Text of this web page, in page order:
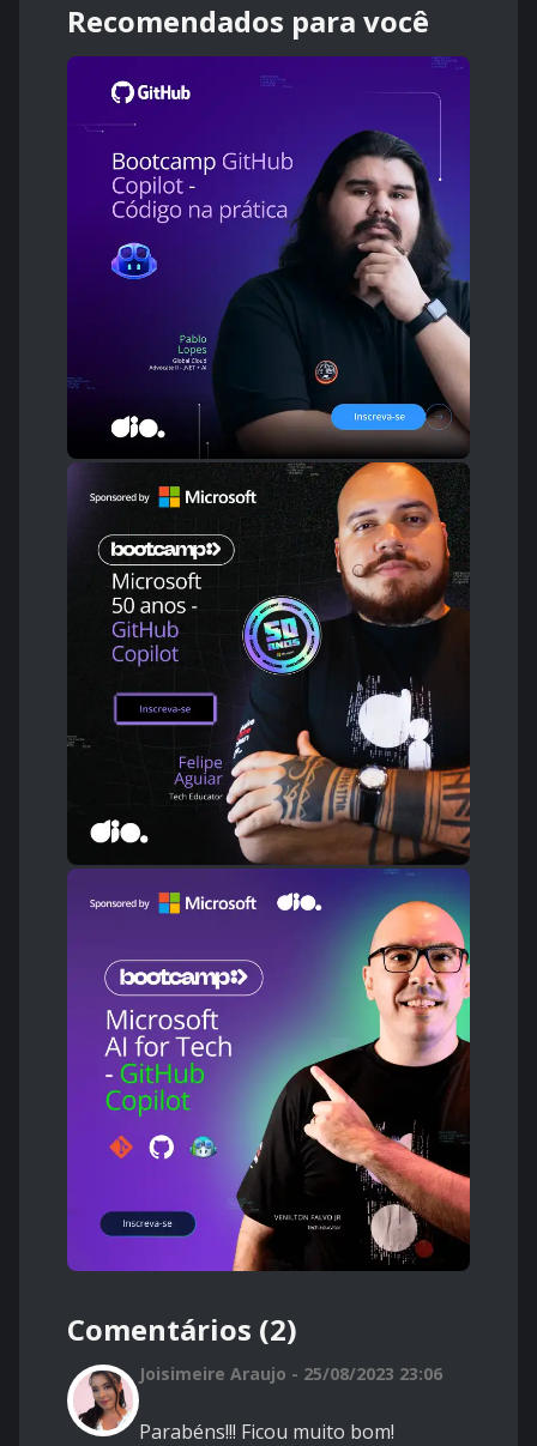
Recomendados para você
Comentários (2)
Joisimeire Araujo - 25/08/2023 23:06
Parabéns!!! Ficou muito bom!